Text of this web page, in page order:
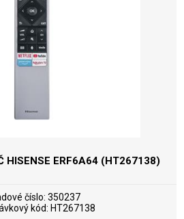
HISENSE ERF6A64 (HT267138)
číslo: 350237
kód: HT267138